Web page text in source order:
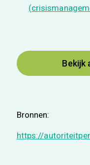
Bekijk
Bronnen:
https://